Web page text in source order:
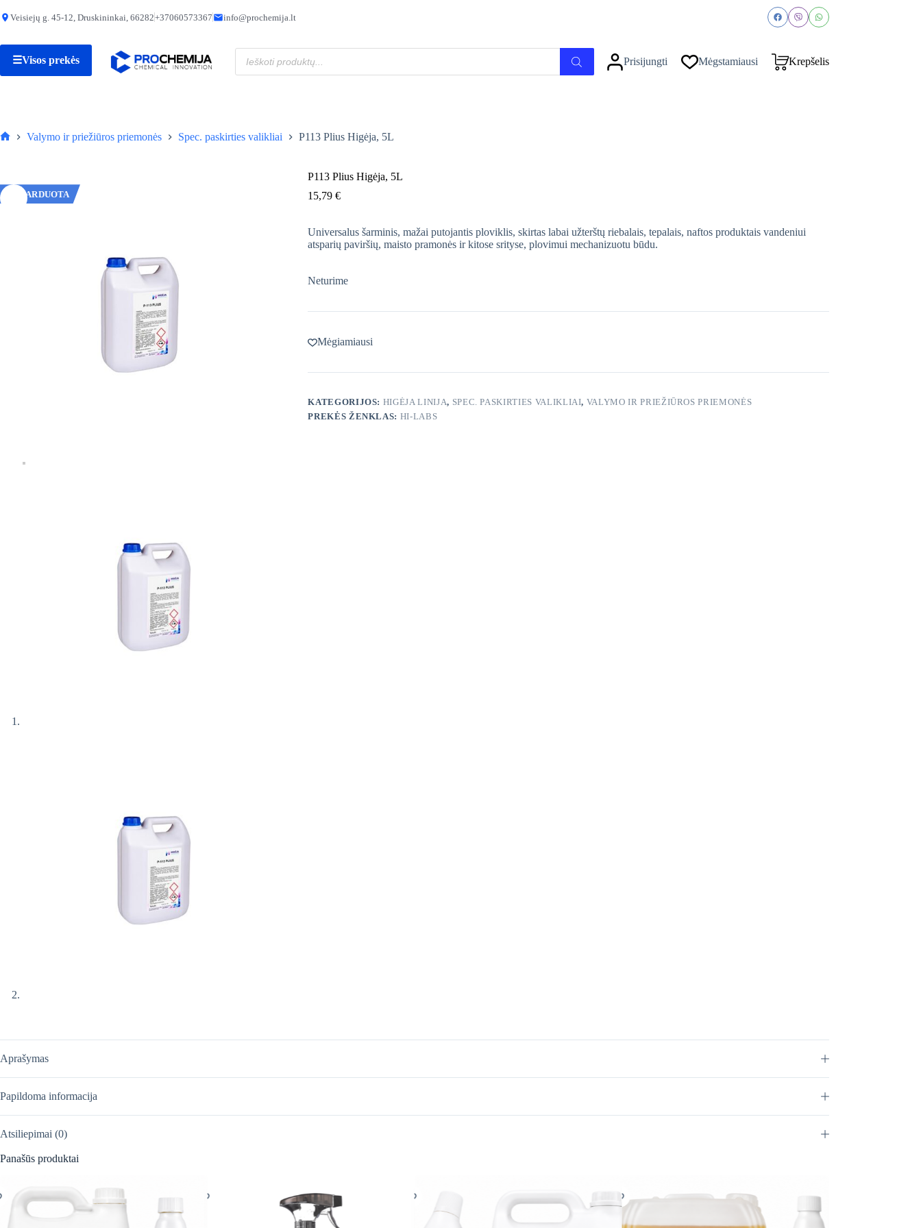
to Veisiejų g. 45-12, Druskininkai, 66282+37060573367 info@prochemija.lt
☰Visos prekės
Produktų
paieška
Prisijungti Mėgstamiausi Krepšelis
Valymo ir priežiūros priemonės Spec. paskirties valikliai P113 Plius Higėja, 5L
IŠPARDUOTA
P113 Plius Higėja, 5L
15,79€
Universalus šarminis, mažai putojantis ploviklis, skirtas labai užterštų riebalais, tepalais, naftos produktais vandeniui
atsparių paviršių, maisto pramonės ir kitose srityse, plovimui mechanizuotu būdu.
Neturime
Mėgiamiausi
KATEGORIJOS: HIGĖJA LINIJA, SPEC. PASKIRTIES VALIKLIAI, VALYMO IR PRIEŽIŪROS PRIEMONĖS
PREKĖS ŽENKLAS: HI-LABS
Aprašymas
Papildoma informacija
Atsiliepimai (0)
Panašūs produktai